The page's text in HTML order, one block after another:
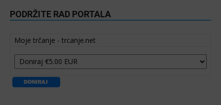
PODRŽITE RAD PORTALA
Moje trčanje - trcanje.net